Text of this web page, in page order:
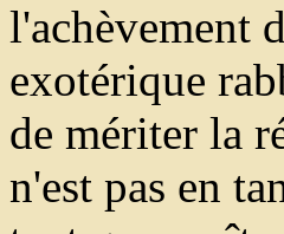
l'achèvement
exotérique
de mériter la
n'est pas en